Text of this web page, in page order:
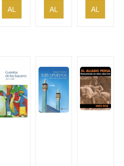
AL
CARRITO
AL
CARRITO
AL
CARRITO